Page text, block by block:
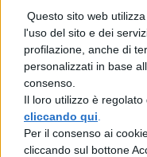
Questo sito web
l'uso del sito e dei
profilazione, anche di
personalizzati in base
consenso.
Il loro utilizzo è regolato
cliccando qui
Per il consenso ai
cliccando sul bottone
giorno stai
discussioni, che
con estrema
eloquenza non
pacatezza dei
una tensione